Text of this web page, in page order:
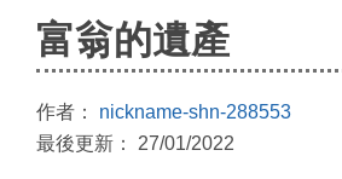
富翁的遺產
作者： nickname-shn-288553
最後更新： 27/01/2022